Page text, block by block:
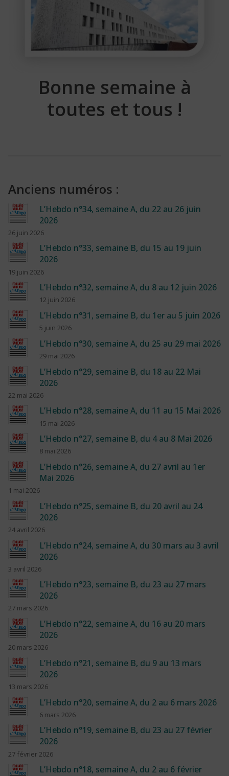
Bonne semaine à
toutes et tous !
Anciens numéros :
L’Hebdo n°34, semaine A, du 22 au 26 juin
2026
26 juin 2026
L’Hebdo n°33, semaine B, du 15 au 19 juin
2026
19 juin 2026
L’Hebdo n°32, semaine A, du 8 au 12 juin 2026
12 juin 2026
L’Hebdo n°31, semaine B, du 1er au 5 juin 2026
5 juin 2026
L’Hebdo n°30, semaine A, du 25 au 29 mai 2026
29 mai 2026
L’Hebdo n°29, semaine B, du 18 au 22 Mai
2026
22 mai 2026
L’Hebdo n°28, semaine A, du 11 au 15 Mai 2026
15 mai 2026
L’Hebdo n°27, semaine B, du 4 au 8 Mai 2026
8 mai 2026
L’Hebdo n°26, semaine A, du 27 avril au 1er
Mai 2026
1 mai 2026
L’Hebdo n°25, semaine B, du 20 avril au 24
2026
24 avril 2026
L’Hebdo n°24, semaine A, du 30 mars au 3 avril
2026
3 avril 2026
L’Hebdo n°23, semaine B, du 23 au 27 mars
2026
27 mars 2026
L’Hebdo n°22, semaine A, du 16 au 20 mars
2026
20 mars 2026
L’Hebdo n°21, semaine B, du 9 au 13 mars
2026
13 mars 2026
L’Hebdo n°20, semaine A, du 2 au 6 mars 2026
6 mars 2026
L’Hebdo n°19, semaine B, du 23 au 27 février
2026
27 février 2026
L’Hebdo n°18, semaine A, du 2 au 6 février